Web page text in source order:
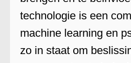
technologie is een
machine learning en
zo in staat om